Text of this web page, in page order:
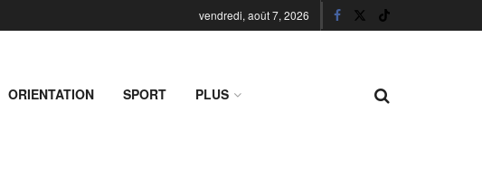
vendredi, août 7, 2026
ORIENTATION SPORT PLUS